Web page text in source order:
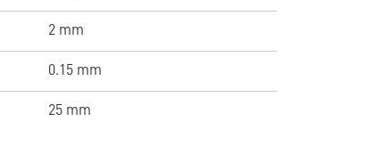
2 mm
0.15 mm
25 mm